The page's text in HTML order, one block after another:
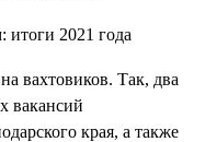
вахтовиков. Так, два
вакансий
края, а также